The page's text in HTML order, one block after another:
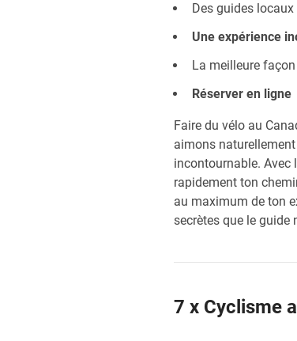
Des guides
Une expérience
La meilleure
Réserver en ligne
Faire du vélo au
aimons
incontournable. Avec
rapidement ton
au maximum de ton
secrètes que le guide
7 x Cyclisme